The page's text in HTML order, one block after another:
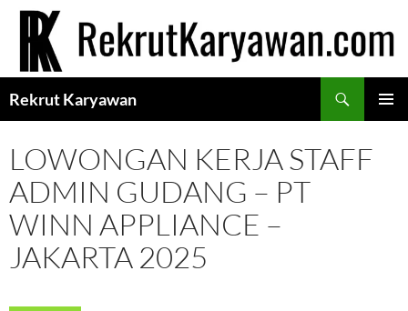
Langsung
Rekrut Karyawan
LOWONGAN KERJA STAFF
ADMIN GUDANG – PT
WINN APPLIANCE –
JAKARTA 2025